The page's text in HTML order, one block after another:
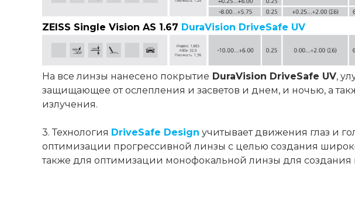
ZEISS Single Vision AS 1.67 DuraVision DriveSafe UV
На все линзы нанесено покрытие DuraVision DriveSafe UV,
защищающее от ослепления и засветов и днем, и ночью, а
излучения.
3. Технология DriveSafe Design учитывает движения глаз и
оптимизации прогрессивной линзы с целью создания
также для оптимизации монофокальной линзы для